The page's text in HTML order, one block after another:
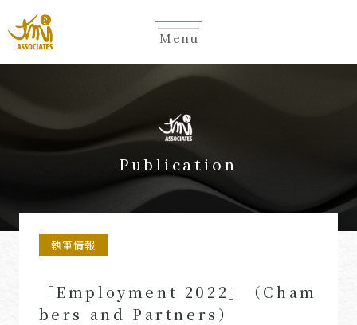
Menu
Publication
執筆情報
「Employment 2022」（Cham
bers and Partners）